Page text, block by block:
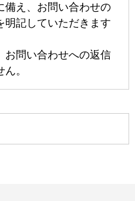
備え、お問い合わせの
明記していただきます
お問い合わせへの返信
。